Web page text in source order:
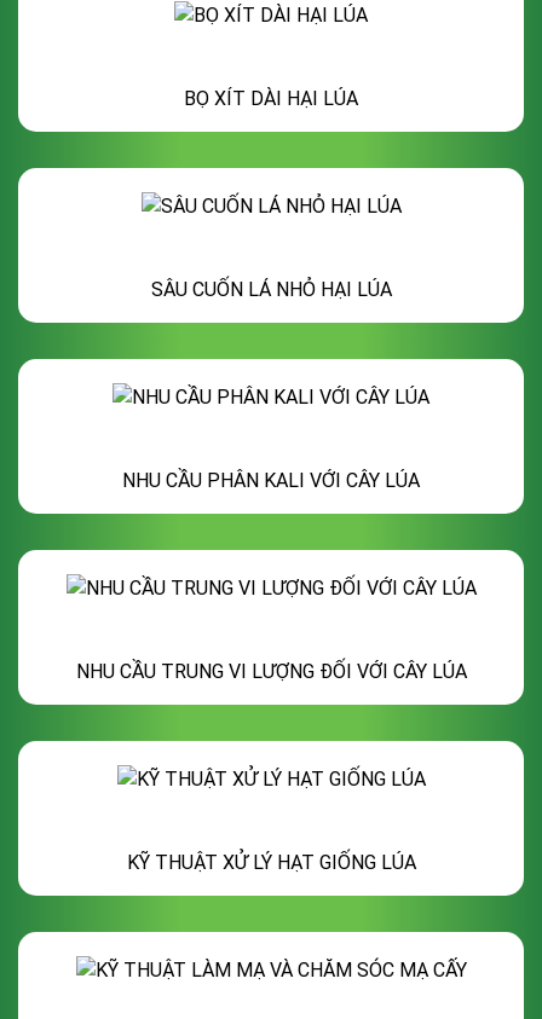
BỌ XÍT DÀI HẠI LÚA
SÂU CUỐN LÁ NHỎ HẠI LÚA
NHU CẦU PHÂN KALI VỚI CÂY LÚA
NHU CẦU TRUNG VI LƯỢNG ĐỐI VỚI CÂY LÚA
KỸ THUẬT XỬ LÝ HẠT GIỐNG LÚA